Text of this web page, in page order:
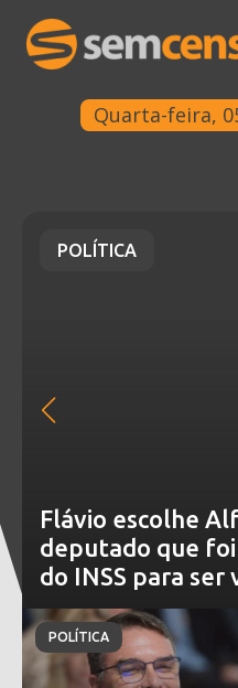
Quarta-feira,
POLÍTICA
Flávio escolhe
deputado que
do INSS para ser
POLÍTICA